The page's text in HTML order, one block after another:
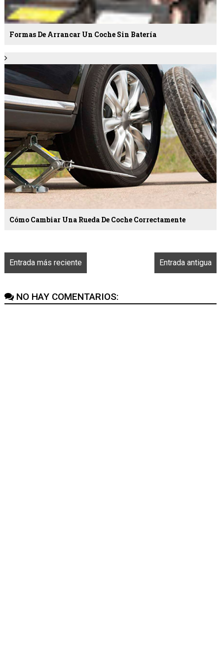
Formas De Arrancar Un Coche Sin Batería
Cómo Cambiar Una Rueda De Coche Correctamente
Entrada más reciente Entrada antigua
NO HAY COMENTARIOS: